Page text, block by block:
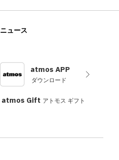
ニュース
atmos APP
ダウンロード
atmos Gift アトモス ギフト